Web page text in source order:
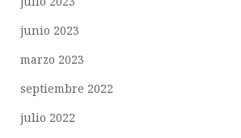
junio 2023
marzo 2023
septiembre 2022
julio 2022